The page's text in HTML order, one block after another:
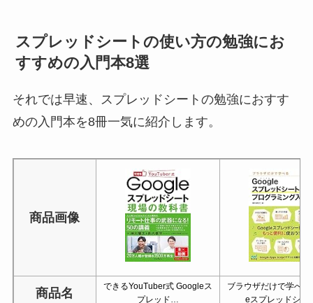
スプレッドシートの使い方の勉強にお
すすめの入門本8選
それでは早速、スプレッドシートの勉強におすす
めの入門本を8冊一気に紹介します。
商品画像
商品名
できるYouTuber式 Googleス
プレッド…
ブラウザだけで学べ
eスプレッドシ